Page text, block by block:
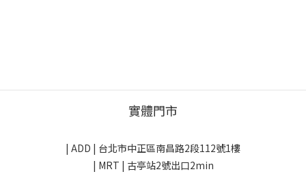
實體門市
| ADD | 台北市中正區南昌路2段112號1樓
| MRT | 古亭站2號出口2min